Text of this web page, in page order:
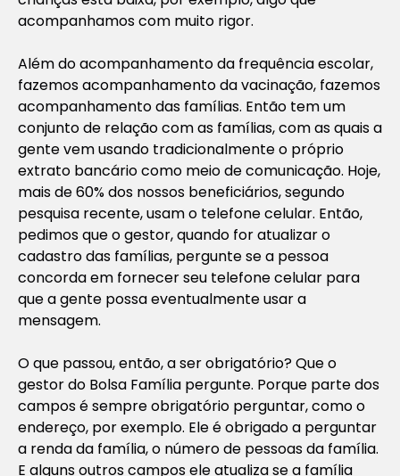
acompanhamos com muito rigor.
Além do acompanhamento da frequência escolar,
fazemos acompanhamento da vacinação, fazemos
acompanhamento das famílias. Então tem um
conjunto de relação com as famílias, com as quais a
gente vem usando tradicionalmente o próprio
extrato bancário como meio de comunicação. Hoje,
mais de 60% dos nossos beneficiários, segundo
pesquisa recente, usam o telefone celular. Então,
pedimos que o gestor, quando for atualizar o
cadastro das famílias, pergunte se a pessoa
concorda em fornecer seu telefone celular para
que a gente possa eventualmente usar a
mensagem.
O que passou, então, a ser obrigatório? Que o
gestor do Bolsa Família pergunte. Porque parte dos
campos é sempre obrigatório perguntar, como o
endereço, por exemplo. Ele é obrigado a perguntar
a renda da família, o número de pessoas da família.
E alguns outros campos ele atualiza se a família